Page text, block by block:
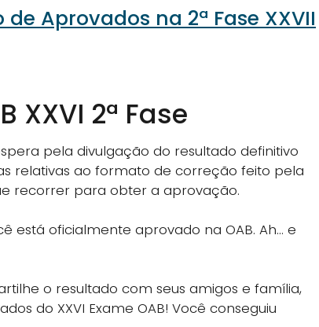
Aprovados na 2ª Fase XXVII
XXVI 2ª Fase
pela divulgação do resultado definitivo
relativas ao formato de correção feito pela
recorrer para obter a aprovação.
está oficialmente aprovado na OAB. Ah… e
o resultado com seus amigos e família,
do XXVI Exame OAB! Você conseguiu